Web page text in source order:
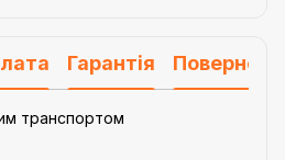
Гарантія
транспортом